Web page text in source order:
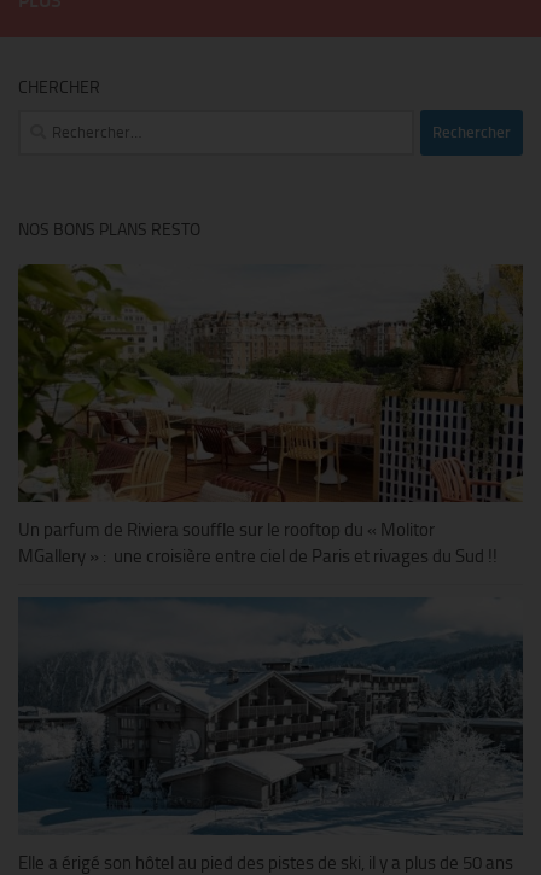
CHERCHER
Rechercher :
NOS BONS PLANS RESTO
Un parfum de Riviera souffle sur le rooftop du « Molitor
MGallery » : une croisière entre ciel de Paris et rivages du Sud !!
Elle a érigé son hôtel au pied des pistes de ski, il y a plus de 50 ans